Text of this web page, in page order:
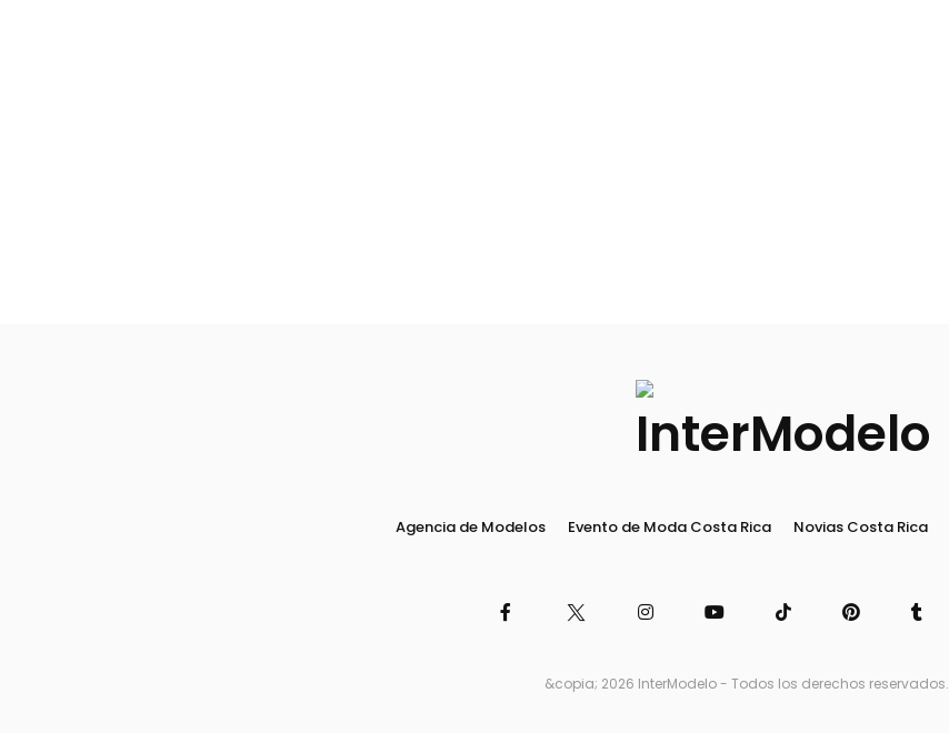
Agencia de Modelos Evento de Moda Costa Rica Novias Costa Rica
&copia; 2026 InterModelo - Todos los derechos reservados.